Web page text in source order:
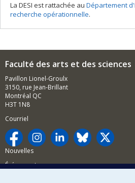
La DESI est rattachée au Département
recherche opérationnelle.
Faculté des arts et des sciences
Pavillon Lionel-Groulx
3150, rue Jean-Brillant
Montréal QC
H3T 1N8
Courriel
Nouvelles
Événements